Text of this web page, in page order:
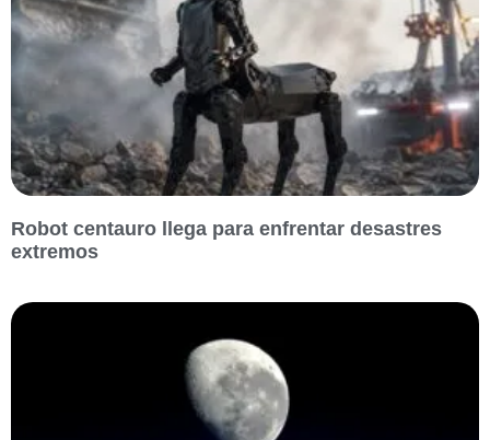
Robot centauro llega para enfrentar desastres
extremos